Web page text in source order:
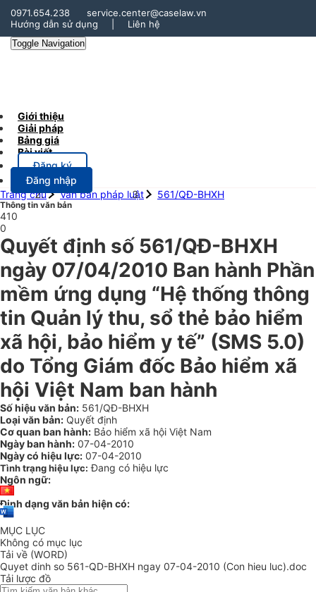
0971.654.238
service.center@caselaw.vn
Hướng dẫn sử dụng
Liên hệ
Toggle Navigation
Giới thiệu
Giải pháp
Bảng giá
Bài viết
Đăng ký
Đăng nhập
Trang chủ
Văn bản pháp luật 561/QĐ-BHXH
Thông tin văn bản
410
0
Quyết định số 561/QĐ-BHXH
ngày 07/04/2010 Ban hành Phần
mềm ứng dụng “Hệ thống thông
tin Quản lý thu, sổ thẻ bảo hiểm
xã hội, bảo hiểm y tế” (SMS 5.0)
do Tổng Giám đốc Bảo hiểm xã
hội Việt Nam ban hành
Số hiệu văn bản: 561/QĐ-BHXH
Loại văn bản: Quyết định
Cơ quan ban hành: Bảo hiểm xã hội Việt Nam
Ngày ban hành: 07-04-2010
Ngày có hiệu lực: 07-04-2010
Tình trạng hiệu lực: Đang có hiệu lực
Ngôn ngữ:
Định dạng văn bản hiện có:
MỤC LỤC
Không có mục lục
Tải về (WORD)
Quyet dinh so 561-QD-BHXH ngay 07-04-2010 (Con hieu luc).doc
Tải lược đồ